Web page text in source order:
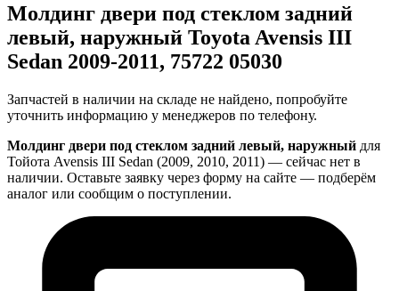
Молдинг двери под стеклом задний
левый, наружный Toyota Avensis III
Sedan 2009-2011, 75722 05030
Запчастей в наличии на складе не найдено, попробуйте
уточнить информацию у менеджеров по телефону.
Молдинг двери под стеклом задний левый, наружный для
Тойота Avensis III Sedan (2009, 2010, 2011) — сейчас нет в
наличии. Оставьте заявку через форму на сайте — подберём
аналог или сообщим о поступлении.